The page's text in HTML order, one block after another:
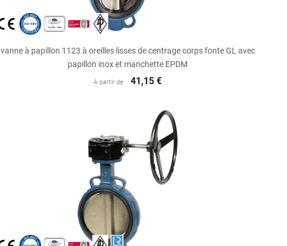
Aperçu rapide
vanne à papillon 1123 à oreilles lisses de centrage corps fonte GL avec
papillon inox et manchette EPDM
A partir de 41,15 €